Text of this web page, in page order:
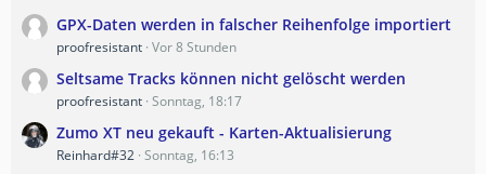
GPX-Daten werden in falscher Reihenfolge importiert
proofresistant Vor 8 Stunden
Seltsame Tracks können nicht gelöscht werden
proofresistant Sonntag, 18:17
Zumo XT neu gekauft - Karten-Aktualisierung
Reinhard#32 Sonntag, 16:13